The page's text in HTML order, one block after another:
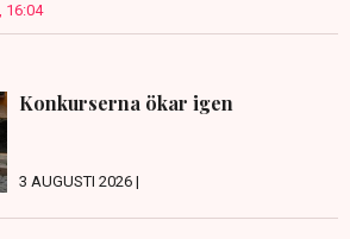
16:04
Konkurserna ökar igen
3 AUGUSTI 2026 |